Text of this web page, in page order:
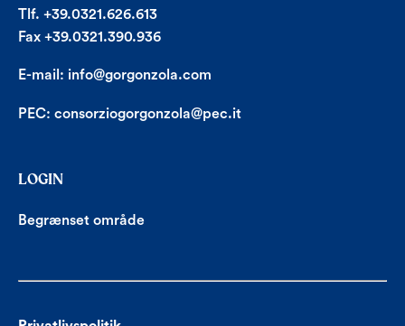
Tlf. +39.0321.626.613
Fax +39.0321.390.936
E-mail: info@gorgonzola.com
PEC: consorziogorgonzola@pec.it
LOGIN
Begrænset område